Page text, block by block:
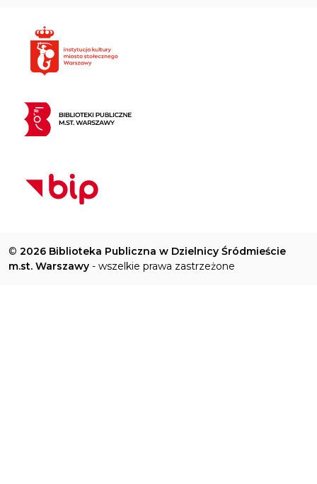
© 2026 Biblioteka Publiczna w Dzielnicy Śródmieście
m.st. Warszawy - wszelkie prawa zastrzeżone